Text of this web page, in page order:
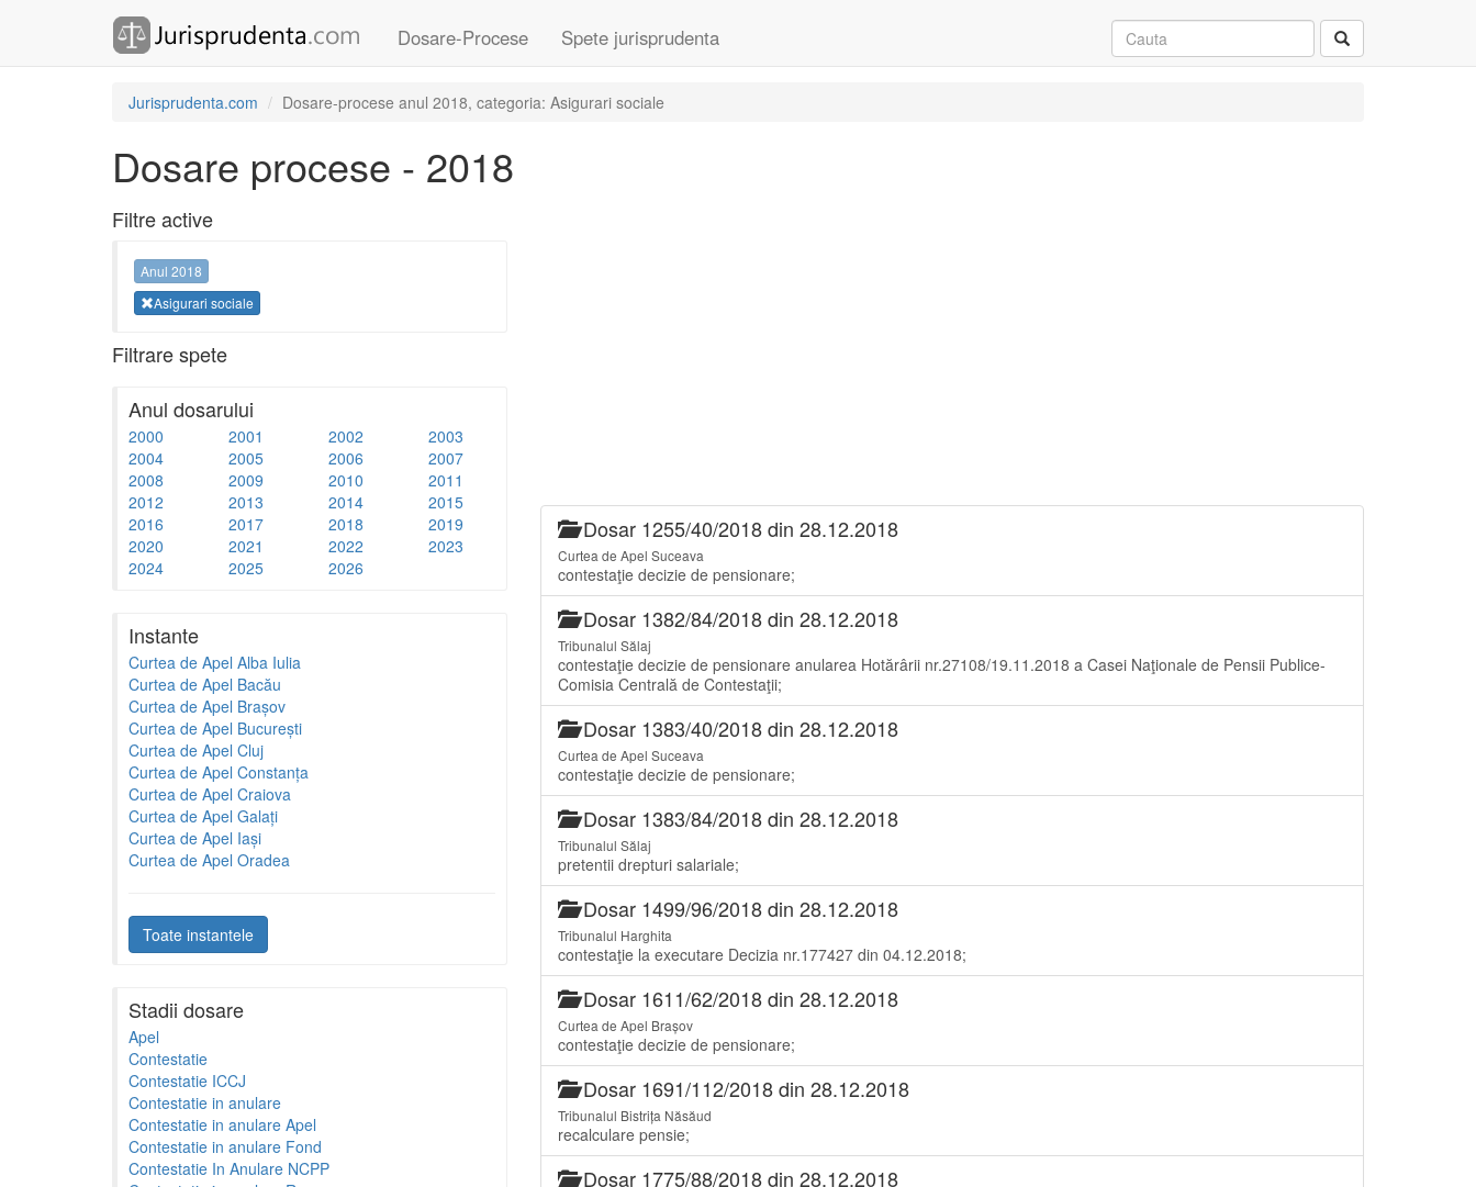
Dosare-Procese Spete jurisprudenta
Jurisprudenta.com Dosare-procese anul 2018, categoria: Asigurari sociale
Dosare procese - 2018
Filtre active
Anul 2018
Asigurari sociale
Filtrare spete
Anul dosarului
2000 2001 2002
2003
2004
2005 2006
2007
2008
2009 2010
2011
2012
2013 2014
2015
2016
2017 2018
2019
2020
2021 2022
2023
2024
2025 2026
Instante
Curtea de Apel Alba Iulia
Curtea de Apel Bacău
Curtea de Apel Brașov
Curtea de Apel București
Curtea de Apel Cluj
Curtea de Apel Constanța
Curtea de Apel Craiova
Curtea de Apel Galați
Curtea de Apel Iași
Curtea de Apel Oradea
Toate instantele
Stadii dosare
Apel
Contestatie
Contestatie ICCJ
Contestatie in anulare
Contestatie in anulare Apel
Contestatie in anulare Fond
Contestatie In Anulare NCPP
Dosar 1255/40/2018 din 28.12.2018
Curtea de Apel Suceava
contestaţie decizie de pensionare;
Dosar 1382/84/2018 din 28.12.2018
Tribunalul Sălaj
contestaţie decizie de pensionare anularea Hotărârii nr.27108/19.11.2018 a Casei Naţionale de Pensii Publice-
Comisia Centrală de Contestaţii;
Dosar 1383/40/2018 din 28.12.2018
Curtea de Apel Suceava
contestaţie decizie de pensionare;
Dosar 1383/84/2018 din 28.12.2018
Tribunalul Sălaj
pretentii drepturi salariale;
Dosar 1499/96/2018 din 28.12.2018
Tribunalul Harghita
contestaţie la executare Decizia nr.177427 din 04.12.2018;
Dosar 1611/62/2018 din 28.12.2018
Curtea de Apel Brașov
contestaţie decizie de pensionare;
Dosar 1691/112/2018 din 28.12.2018
Tribunalul Bistrița Năsăud
recalculare pensie;
Dosar 1775/88/2018 din 28.12.2018